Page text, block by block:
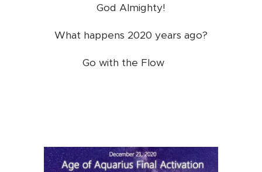
God Almighty!
What happens 2020 years ago?
Go with the Flow ❤️